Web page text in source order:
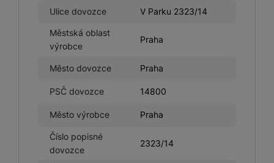
Ulice dovozce V Parku 2323/14
Městská oblast
výrobce
Praha
Město dovozce Praha
PSČ dovozce 14800
Město výrobce Praha
Číslo popisné
dovozce
2323/14